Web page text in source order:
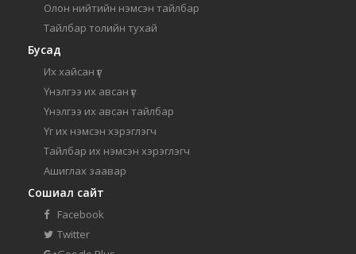
Олон нийтийн нэмсэн тайлбар
Тайлбар толийн тухай
Бусад
Их хайсан үг
Үнэлгээ их авсан үг
Үнэлгээ их авсан тайлбар
Үг их нэмсэн хэрэглэгч
Тайлбар их нэмсэн хэрэглэгч
Ашиглах заавар
Сошиал сайт
Facebook
Twitter